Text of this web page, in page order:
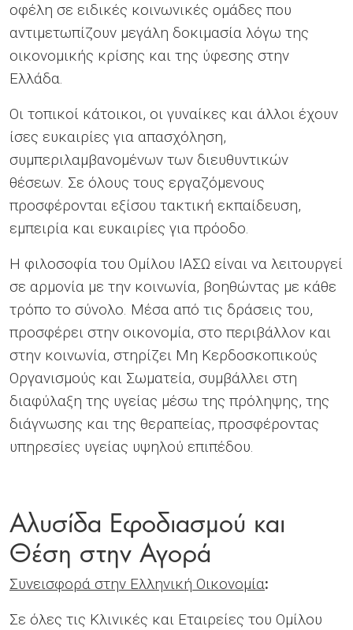
οφέλη σε ειδικές κοινωνικές ομάδες που
αντιμετωπίζουν μεγάλη δοκιμασία λόγω της
οικονομικής κρίσης και της ύφεσης στην
Ελλάδα.
Οι τοπικοί κάτοικοι, οι γυναίκες και άλλοι έχουν
ίσες ευκαιρίες για απασχόληση,
συμπεριλαμβανομένων των διευθυντικών
θέσεων. Σε όλους τους εργαζόμενους
προσφέρονται εξίσου τακτική εκπαίδευση,
εμπειρία και ευκαιρίες για πρόοδο.
Η φιλοσοφία του Ομίλου ΙΑΣΩ είναι να λειτουργεί
σε αρμονία με την κοινωνία, βοηθώντας με κάθε
τρόπο το σύνολο. Μέσα από τις δράσεις του,
προσφέρει στην οικονομία, στο περιβάλλον και
στην κοινωνία, στηρίζει Μη Κερδοσκοπικούς
Οργανισμούς και Σωματεία, συμβάλλει στη
διαφύλαξη της υγείας μέσω της πρόληψης, της
διάγνωσης και της θεραπείας, προσφέροντας
υπηρεσίες υγείας υψηλού επιπέδου.
Αλυσίδα Εφοδιασμού και
Θέση στην Αγορά
Συνεισφορά στην Ελληνική Οικονομία:
Σε όλες τις Κλινικές και Εταιρείες του Ομίλου